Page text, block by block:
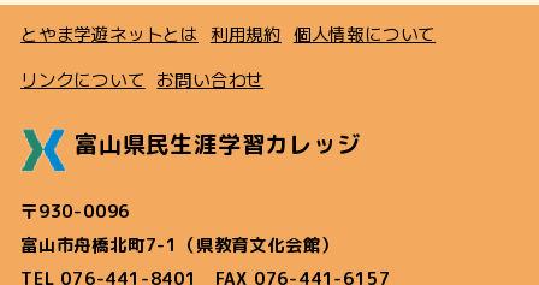
とやま学遊ネットとは 利用規約 個人情報について
リンクについて お問い合わせ
富山県民生涯学習カレッジ
〒930-0096
富山市舟橋北町7-1（県教育文化会館）
TEL 076-441-8401 FAX 076-441-6157